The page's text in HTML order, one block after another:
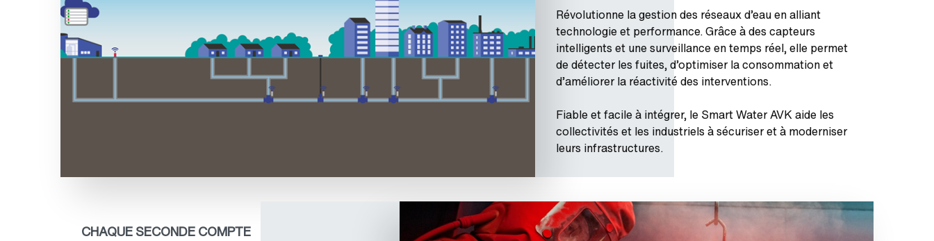
Révolutionne la gestion des réseaux d’eau en alliant
technologie et performance. Grâce à des capteurs
intelligents et une surveillance en temps réel, elle permet
de détecter les fuites, d’optimiser la consommation et
d’améliorer la réactivité des interventions.
Fiable et facile à intégrer, le Smart Water AVK aide les
collectivités et les industriels à sécuriser et à moderniser
leurs infrastructures.
CHAQUE SECONDE COMPTE